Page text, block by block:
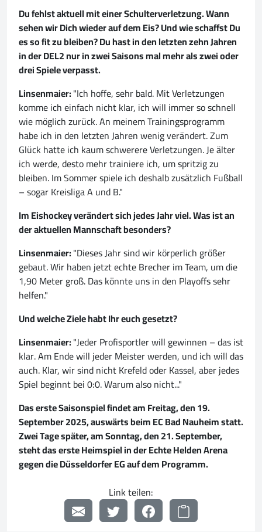
Du fehlst aktuell mit einer Schulterverletzung. Wann
sehen wir Dich wieder auf dem Eis? Und wie schaffst Du
es so fit zu bleiben? Du hast in den letzten zehn Jahren
in der DEL2 nur in zwei Saisons mal mehr als zwei oder
drei Spiele verpasst.
Linsenmaier:"Ich hoffe, sehr bald. Mit Verletzungen
komme ich einfach nicht klar, ich will immer so schnell
wie möglich zurück. An meinem Trainingsprogramm
habe ich in den letzten Jahren wenig verändert. Zum
Glück hatte ich kaum schwerere Verletzungen. Je älter
ich werde, desto mehr trainiere ich, um spritzig zu
bleiben. Im Sommer spiele ich deshalb zusätzlich Fußball
– sogar Kreisliga A und B."
Im Eishockey verändert sich jedes Jahr viel. Was ist an
der aktuellen Mannschaft besonders?
Linsenmaier:"Dieses Jahr sind wir körperlich größer
gebaut. Wir haben jetzt echte Brecher im Team, um die
1,90 Meter groß. Das könnte uns in den Playoffs sehr
helfen."
Und welche Ziele habt Ihr euch gesetzt?
Linsenmaier:"Jeder Profisportler will gewinnen – das ist
klar. Am Ende will jeder Meister werden, und ich will das
auch. Klar, wir sind nicht Krefeld oder Kassel, aber jedes
Spiel beginnt bei 0:0. Warum also nicht..."
Das erste Saisonspiel findet am Freitag, den 19.
September 2025, auswärts beim EC Bad Nauheim statt.
Zwei Tage später, am Sonntag, den 21. September,
steht das erste Heimspiel in der Echte Helden Arena
gegen die Düsseldorfer EG auf dem Programm.
Link teilen: